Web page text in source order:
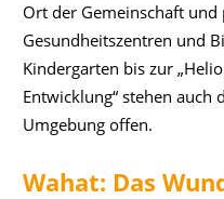
Ort der Gemeinschaft
Gesundheitszentren und
Kindergarten bis zur
Entwicklung“ stehen
Umgebung offen.
Wahat: Das